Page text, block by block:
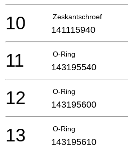
Zeskantschroef
10 141115940
O-Ring
11 143195540
O-Ring
12 143195600
O-Ring
13 143195610